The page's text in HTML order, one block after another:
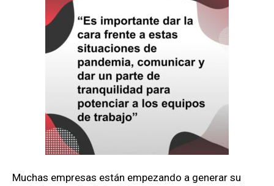
Muchas empresas están empezando a generar su